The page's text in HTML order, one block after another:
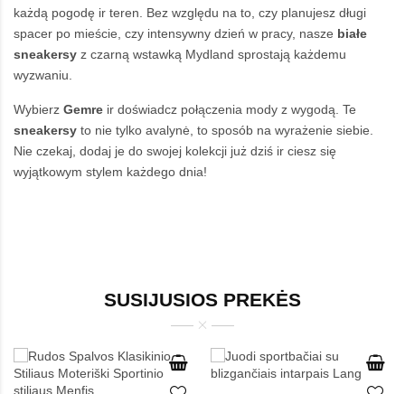
każdą pogodę ir teren. Bez względu na to, czy planujesz długi
spacer po mieście, czy intensywny dzień w pracy, nasze białe
sneakersy z czarną wstawką Mydland sprostają każdemu
wyzwaniu.
Wybierz Gemre ir doświadcz połączenia mody z wygodą. Te
sneakersy to nie tylko avalynė, to sposób na wyrażenie siebie.
Nie czekaj, dodaj je do swojej kolekcji już dziś ir ciesz się
wyjątkowym stylem każdego dnia!
SUSIJUSIOS PREKĖS